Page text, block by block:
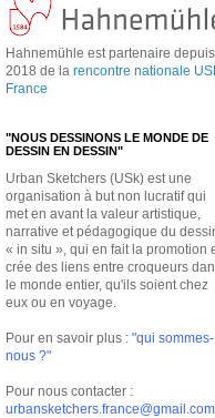
Hahnemühle est partenaire depuis
2018 de la rencontre nationale
France
"NOUS DESSINONS LE MONDE DE
DESSIN EN DESSIN"
Urban Sketchers (USk) est une
organisation à but non lucratif qui
met en avant la valeur artistique,
narrative et pédagogique du
« in situ », qui en fait la promotion
crée des liens entre croqueurs
le monde entier, qu'ils soient chez
eux ou en voyage.
Pour en savoir plus : "qui sommes-
nous ?"
Pour nous contacter :
urbansketchers.france@gmail.com